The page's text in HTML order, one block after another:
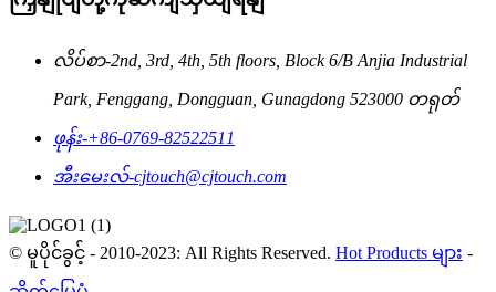
လိပ်စာ-2nd, 3rd, 4th, 5th floors, Block 6/B Anjia Industrial
Park, Fenggang, Dongguan, Gunagdong 523000 တရုတ်
ဖုန်း-+86-0769-82522511
အီးမေးလ်-cjtouch@cjtouch.com
© မူပိုင်ခွင့် - 2010-2023: All Rights Reserved. Hot Products များ -